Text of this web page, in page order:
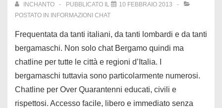
INCHANTO PUBBLICATO IL
10 FEBBRAIO 2013
POSTATO IN
INFORMAZIONI CHAT
Frequentata da tanti italiani, da tanti lombardi e da tanti
bergamaschi. Non solo chat Bergamo quindi ma
chatline per tutte le città e regioni d’Italia. I
bergamaschi tuttavia sono particolarmente numerosi.
Chatline per Over Quarantenni educati, civili e
rispettosi. Accesso facile, libero e immediato senza